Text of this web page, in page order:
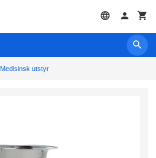
Medisinsk utstyr